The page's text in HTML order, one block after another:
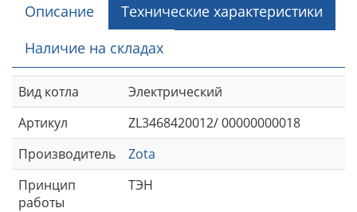
Описание
Технические характеристики
Наличие на складах
Вид котла
Электрический
Артикул
ZL3468420012/ 00000000018
Производитель
Zota
Принцип
работы
ТЭН